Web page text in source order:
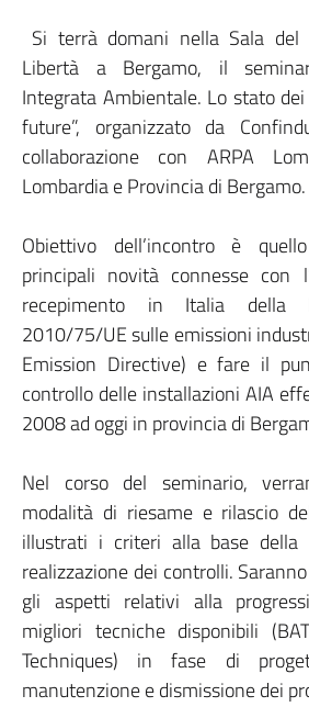
Si terrà domani nella Sala del
Libertà a Bergamo, il
Integrata Ambientale. Lo stato
future”, organizzato da
collaborazione con ARPA
Lombardia e Provincia di Bergamo.
Obiettivo dell’incontro è
principali novità connesse con
recepimento in Italia della
2010/75/UE sulle emissioni
Emission Directive) e fare il
controllo delle installazioni AIA
2008 ad oggi in provincia di
Nel corso del seminario,
modalità di riesame e rilascio
illustrati i criteri alla base della
realizzazione dei controlli.
gli aspetti relativi alla
migliori tecniche disponibili
Techniques) in fase di
manutenzione e dismissione dei